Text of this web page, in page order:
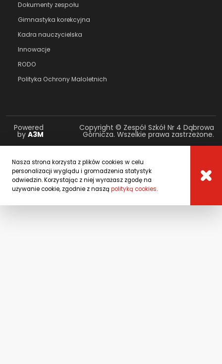
Dokumenty zespołu
Gimnastyka korekcyjna
Kadra nauczycielska
Innowacje
RODO
Polityka Ochrony Maloletnich
Powered
byA3M
Copyright © Zespół Szkół Nr 4 Dąbrowa
Górnicza. Wszelkie prawa zastrzeżone.
Nasza strona korzysta z plików cookies w celu
personalizacji wyglądu i gromadzenia statystyk
odwiedzin. Korzystając z niej wyrażasz zgodę na
używanie cookie, zgodnie z naszą polityką cookies.